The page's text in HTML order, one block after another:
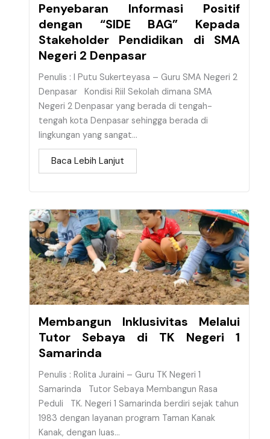
Penyebaran Informasi Positif
dengan “SIDE BAG” Kepada
Stakeholder Pendidikan di SMA
Negeri 2 Denpasar
Penulis : I Putu Sukerteyasa – Guru SMA Negeri 2
Denpasar Kondisi Riil Sekolah dimana SMA
Negeri 2 Denpasar yang berada di tengah-
tengah kota Denpasar sehingga berada di
lingkungan yang sangat...
Baca Lebih Lanjut
Membangun Inklusivitas Melalui
Tutor Sebaya di TK Negeri 1
Samarinda
Penulis : Rolita Juraini – Guru TK Negeri 1
Samarinda Tutor Sebaya Membangun Rasa
Peduli TK. Negeri 1 Samarinda berdiri sejak tahun
1983 dengan layanan program Taman Kanak
Kanak, dengan luas...